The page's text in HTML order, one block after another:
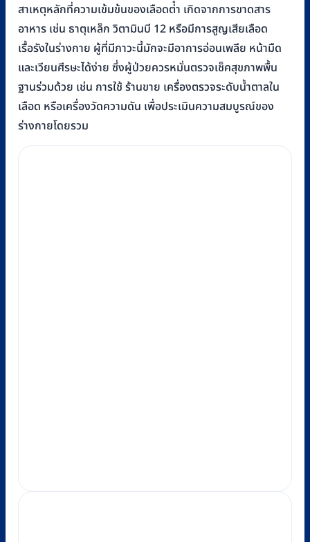
สาเหตุหลักที่ความเข้มข้นของเลือดต่ํา เกิดจากการขาดสาร
อาหาร เช่น ธาตุเหล็ก วิตามินบี 12 หรือมีการสูญเสียเลือด
เรื้อรังในร่างกาย ผู้ที่มีภาวะนี้มักจะมีอาการอ่อนเพลีย หน้ามืด
และเวียนศีรษะได้ง่าย ซึ่งผู้ป่วยควรหมั่นตรวจเช็คสุขภาพพื้น
ฐานร่วมด้วย เช่น การใช้ ร้านขาย เครื่องตรวจระดับน้ำตาลใน
เลือด หรือเครื่องวัดความดัน เพื่อประเมินความสมบูรณ์ของ
ร่างกายโดยรวม